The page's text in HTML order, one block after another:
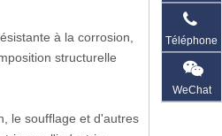
à la corrosion,
structurelle
le soufflage et d'autres
Téléphone
WeChat